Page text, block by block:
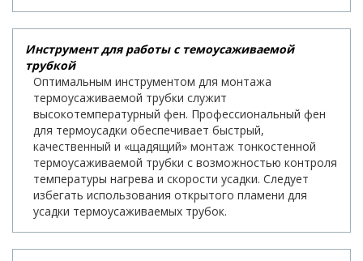
Инструмент для работы с темоусаживаемой
трубкой
Оптимальным инструментом для монтажа
термоусаживаемой трубки служит
высокотемпературный фен. Профессиональный фен
для термоусадки обеспечивает быстрый,
качественный и «щадящий» монтаж тонкостенной
термоусаживаемой трубки с возможностью контроля
температуры нагрева и скорости усадки. Следует
избегать использования открытого пламени для
усадки термоусаживаемых трубок.